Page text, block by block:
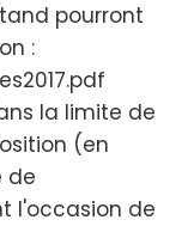
pourront
:
la limite de
(en
de
l'occasion de